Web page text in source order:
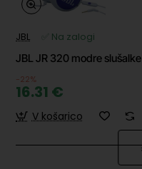
JBL
✅ Na zalogi
JBL JR 320 modre slušalke
-22%
16.31 €
V košarico